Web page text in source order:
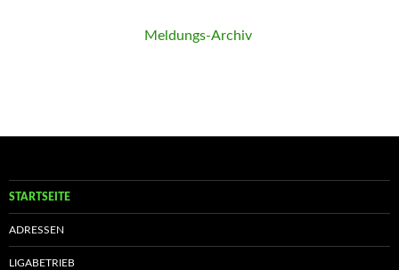
Meldungs-Archiv
STARTSEITE
ADRESSEN
LIGABETRIEB